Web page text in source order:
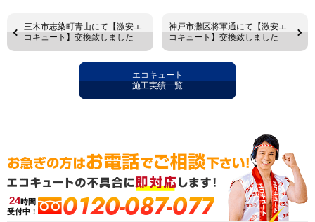
三木市志染町青山にて【激安エ
コキュート】交換致しました
神戸市灘区将軍通にて【激安エ
コキュート】交換致しました
エコキュート
施工実績一覧
24時間
受付中！
0120-087-077